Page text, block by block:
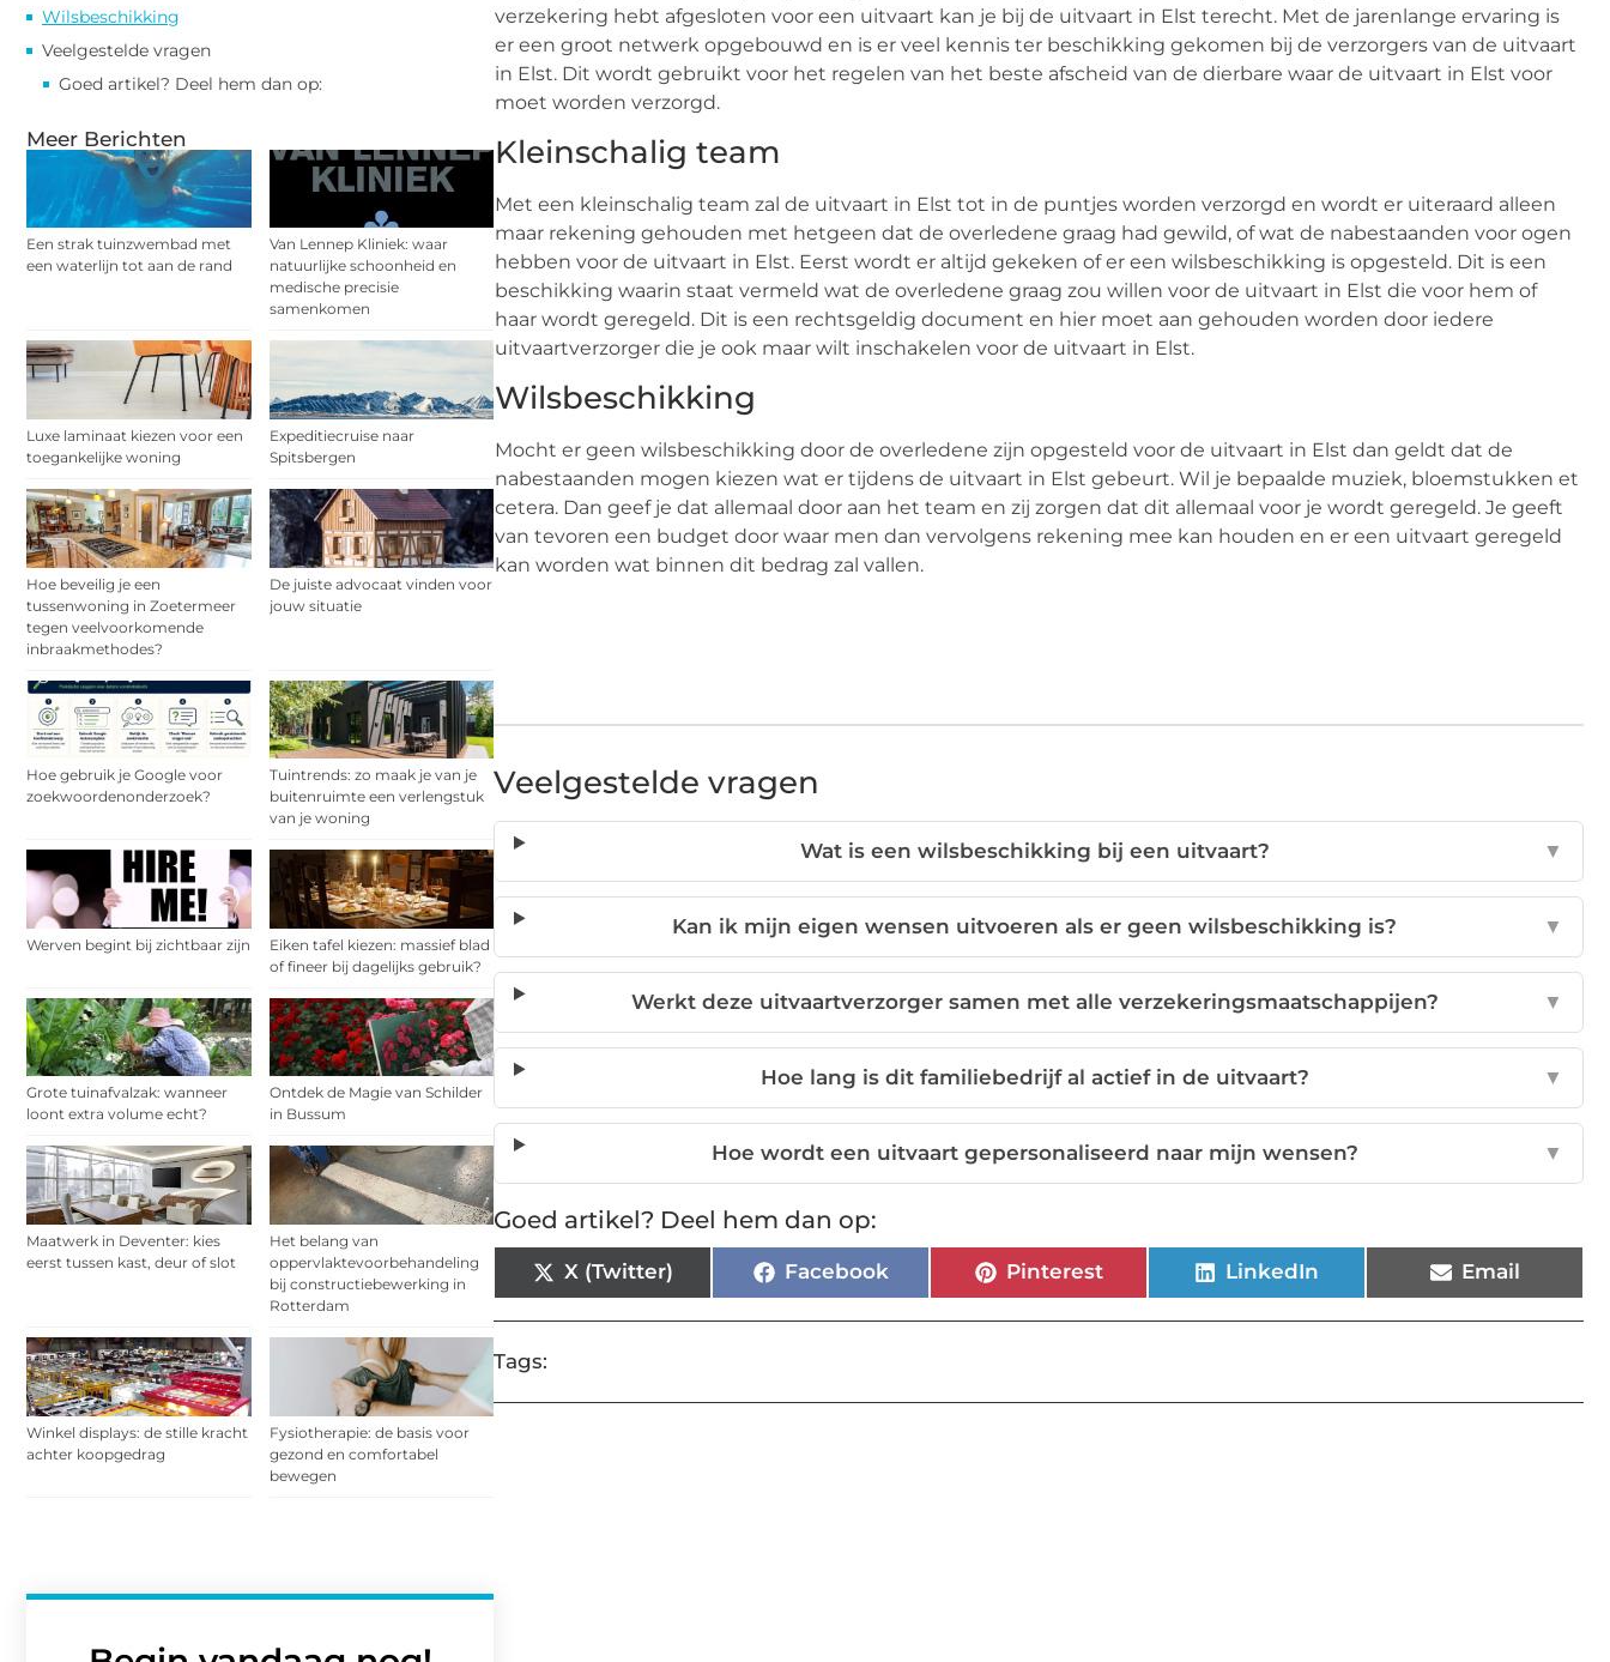
Wilsbeschikking
Veelgestelde vragen
Goed artikel? Deel hem dan op:
Meer Berichten
Een strak tuinzwembad met
een waterlijn tot aan de rand
Van Lennep Kliniek: waar
natuurlijke schoonheid en
medische precisie
samenkomen
Luxe laminaat kiezen voor een
toegankelijke woning
Expeditiecruise naar
Spitsbergen
Hoe beveilig je een
tussenwoning in Zoetermeer
tegen veelvoorkomende
inbraakmethodes?
De juiste advocaat vinden voor
jouw situatie
Hoe gebruik je Google voor
zoekwoordenonderzoek?
Tuintrends: zo maak je van je
buitenruimte een verlengstuk
van je woning
Werven begint bij zichtbaar zijn
Eiken tafel kiezen: massief blad
of fineer bij dagelijks gebruik?
Grote tuinafvalzak: wanneer
loont extra volume echt?
Ontdek de Magie van Schilder
in Bussum
Maatwerk in Deventer: kies
eerst tussen kast, deur of slot
Het belang van
oppervlaktevoorbehandeling
bij constructiebewerking in
Rotterdam
Winkel displays: de stille kracht
achter koopgedrag
Fysiotherapie: de basis voor
gezond en comfortabel
bewegen
verzekering hebt afgesloten voor een uitvaart kan je bij de uitvaart in Elst terecht. Met de jarenlange ervaring is
er een groot netwerk opgebouwd en is er veel kennis ter beschikking gekomen bij de verzorgers van de uitvaart
in Elst. Dit wordt gebruikt voor het regelen van het beste afscheid van de dierbare waar de uitvaart in Elst voor
moet worden verzorgd.
Kleinschalig team
Met een kleinschalig team zal de uitvaart in Elst tot in de puntjes worden verzorgd en wordt er uiteraard alleen
maar rekening gehouden met hetgeen dat de overledene graag had gewild, of wat de nabestaanden voor ogen
hebben voor de uitvaart in Elst. Eerst wordt er altijd gekeken of er een wilsbeschikking is opgesteld. Dit is een
beschikking waarin staat vermeld wat de overledene graag zou willen voor de uitvaart in Elst die voor hem of
haar wordt geregeld. Dit is een rechtsgeldig document en hier moet aan gehouden worden door iedere
uitvaartverzorger die je ook maar wilt inschakelen voor de uitvaart in Elst.
Wilsbeschikking
Mocht er geen wilsbeschikking door de overledene zijn opgesteld voor de uitvaart in Elst dan geldt dat de
nabestaanden mogen kiezen wat er tijdens de uitvaart in Elst gebeurt. Wil je bepaalde muziek, bloemstukken et
cetera. Dan geef je dat allemaal door aan het team en zij zorgen dat dit allemaal voor je wordt geregeld. Je geeft
van tevoren een budget door waar men dan vervolgens rekening mee kan houden en er een uitvaart geregeld
kan worden wat binnen dit bedrag zal vallen.
Veelgestelde vragen
Wat is een wilsbeschikking bij een uitvaart? ▼
Kan ik mijn eigen wensen uitvoeren als er geen wilsbeschikking is? ▼
Werkt deze uitvaartverzorger samen met alle verzekeringsmaatschappijen? ▼
Hoe lang is dit familiebedrijf al actief in de uitvaart? ▼
Hoe wordt een uitvaart gepersonaliseerd naar mijn wensen? ▼
Goed artikel? Deel hem dan op:
X (Twitter) Facebook Pinterest LinkedIn Email
Tags: